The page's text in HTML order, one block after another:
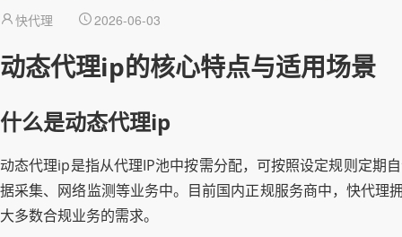
快代理 2026-06-03
动态代理ip的核心特点与适用场景
什么是动态代理ip
动态代理ip是指从代理IP池中按需分配，可按照设定规则定期
据采集、网络监测等业务中。目前国内正规服务商中，快代理
大多数合规业务的需求。